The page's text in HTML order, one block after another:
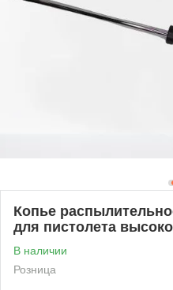
Копье
для пистолета
В наличии
Розница